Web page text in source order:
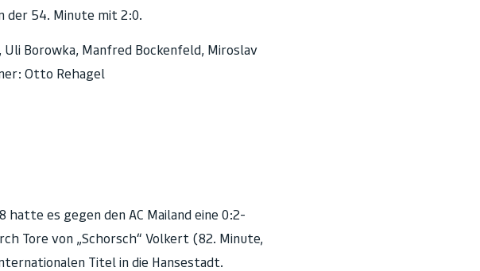
der 54. Minute mit 2:0.
Borowka, Manfred Bockenfeld, Miroslav
Otto Rehagel
es gegen den AC Mailand eine 0:2-
Tore von „Schorsch“ Volkert (82. Minute,
Titel in die Hansestadt.